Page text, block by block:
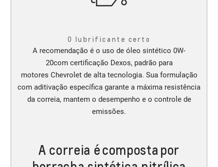
O lubrificante certo
A recomendação é o uso de óleo sintético 0W-
20com certificação Dexos, padrão para
motores Chevrolet de alta tecnologia. Sua formulação
com aditivação específica garante a máxima resistência
da correia, mantem o desempenho e o controle de
emissões.
A correia é composta por